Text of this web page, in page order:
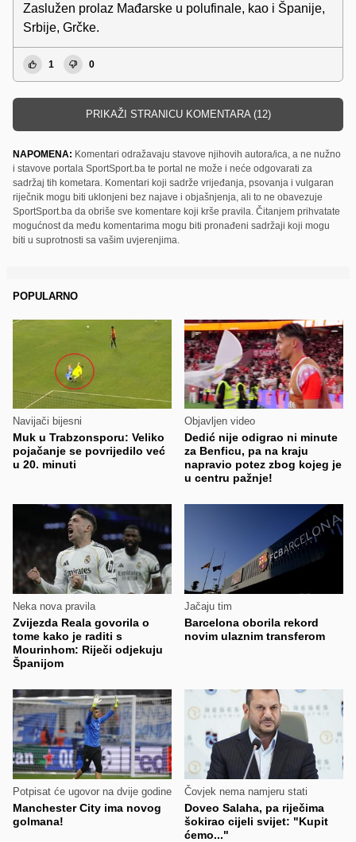
Zaslužen prolaz Mađarske u polufinale, kao i Španije,
Srbije, Grčke.
1 0
PRIKAŽI STRANICU KOMENTARA (12)
NAPOMENA: Komentari odražavaju stavove njihovih autora/ica, a ne nužno
i stavove portala SportSport.ba te portal ne može i neće odgovarati za
sadržaj tih kometara. Komentari koji sadrže vrijeđanja, psovanja i vulgaran
riječnik mogu biti uklonjeni bez najave i objašnjenja, ali to ne obavezuje
SportSport.ba da obriše sve komentare koji krše pravila. Čitanjem prihvatate
mogućnost da među komentarima mogu biti pronađeni sadržaji koji mogu
biti u suprotnosti sa vašim uvjerenjima.
POPULARNO
Navijači bijesni
Muk u Trabzonsporu: Veliko
pojačanje se povrijedilo već
u 20. minuti
Objavljen video
Dedić nije odigrao ni minute
za Benficu, pa na kraju
napravio potez zbog kojeg je
u centru pažnje!
Neka nova pravila
Zvijezda Reala govorila o
tome kako je raditi s
Mourinhom: Riječi odjekuju
Španijom
Jačaju tim
Barcelona oborila rekord
novim ulaznim transferom
Potpisat će ugovor na dvije godine
Manchester City ima novog
golmana!
Čovjek nema namjeru stati
Doveo Salaha, pa riječima
šokirao cijeli svijet: "Kupit
ćemo..."